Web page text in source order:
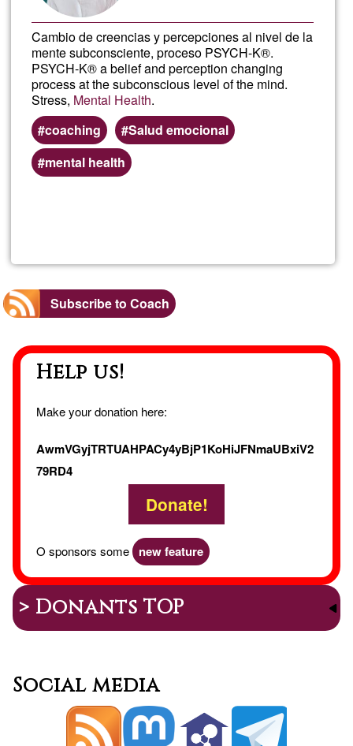
Cambio de creencias y percepciones al nivel de la
mente subconsciente, proceso PSYCH-K®.
PSYCH-K® a belief and perception changing
process at the subconscious level of the mind.
Stress, Mental Health.
coaching
Salud emocional
mental health
Subscribe to Coach
Help us!
Make your donation here:
AwmVGyjTRTUAHPACy4yBjP1KoHiJFNmaUBxiV2
79RD4
Donate!
O sponsors some new feature
> Donants TOP
Social media